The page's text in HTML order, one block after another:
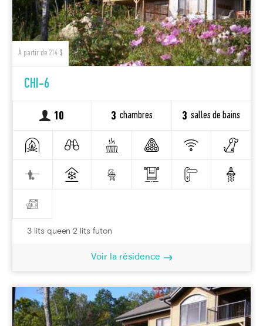
À partir de 214 $
CHI-6
10 3 chambres 3 salles de bains
3 lits queen 2 lits futon
Voir la résidence